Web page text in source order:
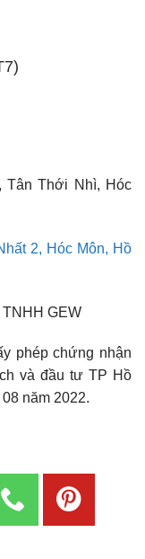
Tân Thới Nhì, Hóc
2, Hóc Môn, Hồ
GEW
phép chứng nhận
và đầu tư TP Hồ
năm 2022.